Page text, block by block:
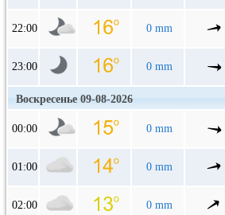
22:00 0 mm
23:00 0 mm
Воскресенье 09-08-2026
00:00 0 mm
01:00 0 mm
02:00 0 mm